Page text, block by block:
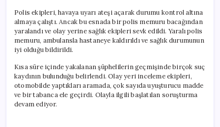
Polis ekipleri, havaya uyarı ateşi açarak durumu kontrol altına
almaya çalıştı. Ancak bu esnada bir polis memuru bacağından
yaralandı ve olay yerine sağlık ekipleri sevk edildi. Yaralı polis
memuru, ambulansla hastaneye kaldırıldı ve sağlık durumunun
iyi olduğu bildirildi.
Kısa süre içinde yakalanan şüphelilerin geçmişinde birçok suç
kaydının bulunduğu belirlendi. Olay yeri inceleme ekipleri,
otomobilde yaptıkları aramada, çok sayıda uyuşturucu madde
ve bir tabanca ele geçirdi. Olayla ilgili başlatılan soruşturma
devam ediyor.